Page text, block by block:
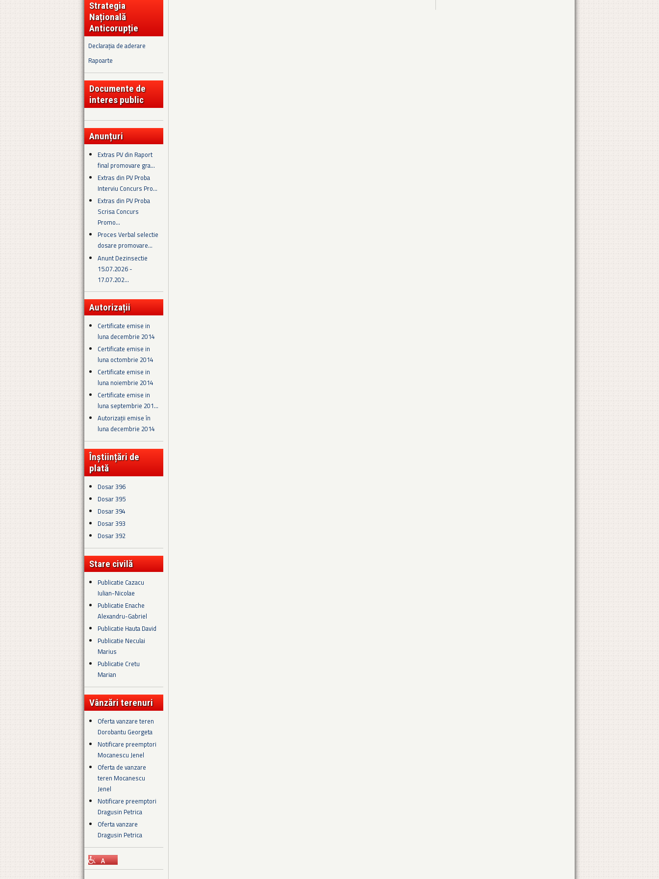
Strategia
Națională
Anticorupție
Declarația de aderare
Rapoarte
Documente de
interes public
Anunțuri
Extras PV din Raport
final promovare gra...
Extras din PV Proba
Interviu Concurs Pro...
Extras din PV Proba
Scrisa Concurs
Promo...
Proces Verbal selectie
dosare promovare...
Anunt Dezinsectie
15.07.2026 -
17.07.202...
Autorizații
Certificate emise in
luna decembrie 2014
Certificate emise in
luna octombrie 2014
Certificate emise in
luna noiembrie 2014
Certificate emise in
luna septembrie 201...
Autorizații emise în
luna decembrie 2014
Înștiințări de
plată
Dosar 396
Dosar 395
Dosar 394
Dosar 393
Dosar 392
Stare civilă
Publicatie Cazacu
Iulian-Nicolae
Publicatie Enache
Alexandru-Gabriel
Publicatie Hauta David
Publicatie Neculai
Marius
Publicatie Cretu
Marian
Vânzări terenuri
Oferta vanzare teren
Dorobantu Georgeta
Notificare preemptori
Mocanescu Jenel
Oferta de vanzare
teren Mocanescu
Jenel
Notificare preemptori
Dragusin Petrica
Oferta vanzare
Dragusin Petrica